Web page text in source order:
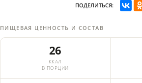
ПОДЕЛИТЬСЯ:
ПИЩЕВАЯ ЦЕННОСТЬ И СОСТАВ
26
ККАЛ
В ПОРЦИИ